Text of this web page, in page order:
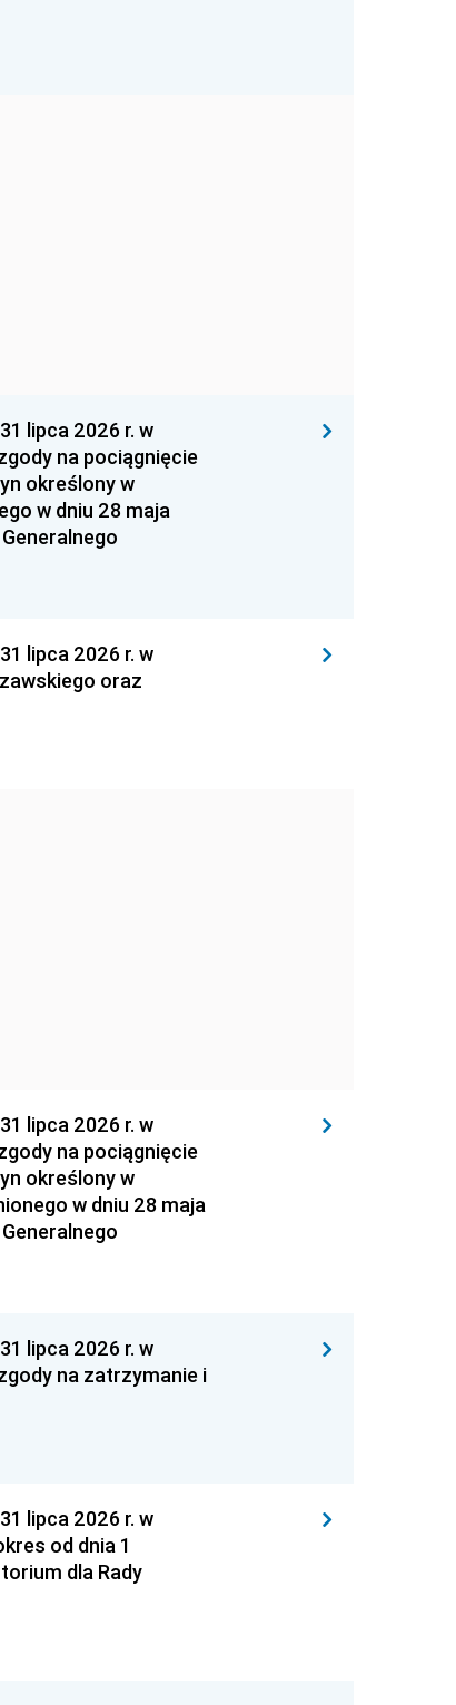
lipca 2026 r. w
na pociągnięcie
określony w
w dniu 28 maja
lipca 2026 r. w
oraz
lipca 2026 r. w
na pociągnięcie
określony w
w dniu 28 maja
lipca 2026 r. w
na zatrzymanie i
lipca 2026 r. w
od dnia 1
dla Rady